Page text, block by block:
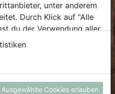
unter anderem
Durch Klick auf "Alle
du der Verwendung aller
anzeigen" findest du alle
Cookies, du kannst
Cookies du erlauben
du in unserer
Ausgewählte Cookies erlauben